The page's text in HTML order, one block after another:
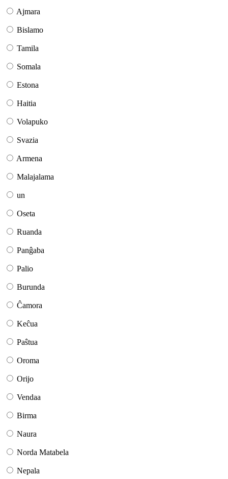
Ajmara
Bislamo
Tamila
Somala
Estona
Haitia
Volapuko
Svazia
Armena
Malajalama
un
Oseta
Ruanda
Panĝaba
Palio
Burunda
Ĉamora
Keĉua
Paŝtua
Oroma
Orijo
Vendaa
Birma
Naura
Norda Matabela
Nepala